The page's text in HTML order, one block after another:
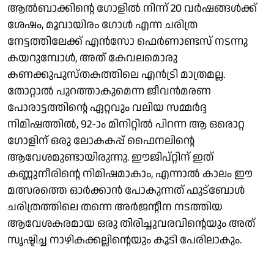
ആൽബാക്കിന്റെ ഗോളിൽ നിന്ന് 20 വർഷങ്ങൾക്ക്
ശേഷം, മൂവായിരം ഗോൾ എന്ന ചരിത്ര
നേട്ടത്തിലേക്ക് എൻസോ ഫെർണാണ്ടസ് നടന്നു
കയറുമ്പോൾ, അത് കേവലമൊരു
കണക്കുപുസ്തകത്തിലെ എൻട്രി മാത്രമല്ല.
തോറ്റാൽ പുറത്താകുമെന്ന ജീവൻമരണ
പോരാട്ടത്തിന്റെ ഏറ്റവും വലിയ സമ്മർദ്ദ
നിമിഷത്തിൽ, 92-ാം മിനിറ്റിൽ പിറന്ന ആ ഒരൊറ്റ
ഗോളിന് ഒരു ലോകകപ്പ് ഫൈനലിന്റെ
ആവേശമുണ്ടായിരുന്നു. ഈജിപ്റ്റിന് ഇത്
കണ്ണുനീരിന്റെ നിമിഷമാകാം, എന്നാൽ കാലം ഈ
മത്സരത്തെ ഓർക്കാൻ പോകുന്നത് ഫുട്ബോൾ
ചരിത്രത്തിലെ തന്നെ അർജന്റീന നടത്തിയ
ആവേശകരമായ ഒരു തിരിച്ചുവരവിന്റെയും അത്
സൃഷ്ടിച്ച നാഴികക്കല്ലിന്റെയും കൂടി പേരിലാകും.